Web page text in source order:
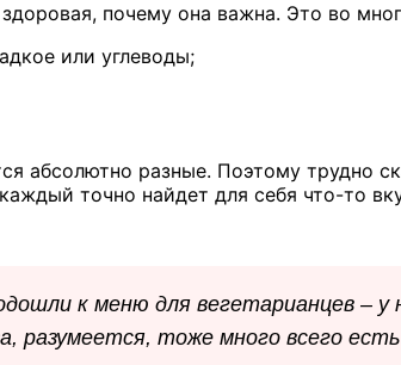
почему она важна. Это во
или углеводы;
абсолютно разные. Поэтому трудно
точно найдет для себя что-то
к меню для вегетарианцев –
разумеется, тоже много всего